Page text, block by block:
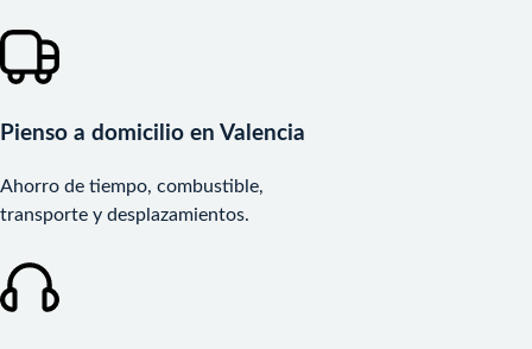
Pienso a domicilio en Valencia
Ahorro de tiempo, combustible,
transporte y desplazamientos.